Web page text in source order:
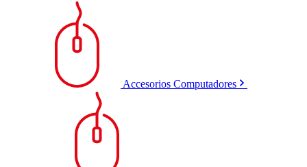
Accesorios Computadores